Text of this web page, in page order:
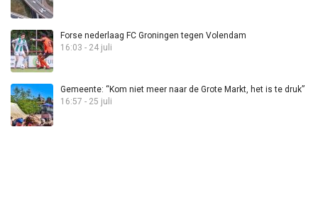
Forse nederlaag FC Groningen tegen Volendam
16:03 - 24 juli
Gemeente: “Kom niet meer naar de Grote Markt, het is te druk”
16:57 - 25 juli